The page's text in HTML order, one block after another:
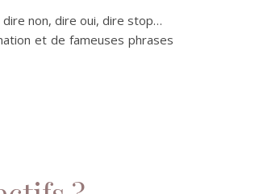
non, dire oui, dire stop…
et de fameuses phrases